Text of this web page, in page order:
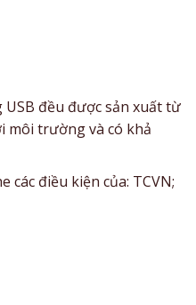
đều được sản xuất từ
môi trường và có khả
các điều kiện của: TCVN;